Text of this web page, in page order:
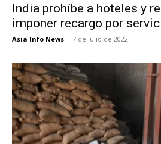
India prohíbe a hoteles y
imponer recargo por
Asia Info News - 7 de julio de 2022